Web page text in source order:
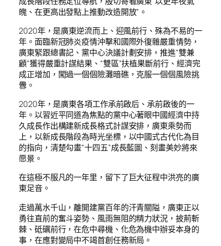
魄、在更高出發點上推動改造開放”。
2020年，是廣東逆流而上、迎風前行、殊為不易的一
年。面臨新冠肺炎疫情沖擊和國際外復雜嚴重情勢，
廣東緊跟總書記、黨中心決議計劃安排，推進“雙兼
顧”獲得嚴重計謀結果、“雙區”扶植果斷前行、經濟完
成正增加，闖過一個個險灘暗礁，克服一個個風險挑
釁。
2020年，是廣東各項工作承前啟后、承前啟後的一
年。以習近平同道為焦點的黨中心著眼中國經濟中持
久成長作出構建新成長格式計謀安排，廣東乘勢而
上，以新成長階段為時光坐標，以中國式古代化為目
的指向，清楚勾畫“十四五”成長藍圖、刻畫美妙將來
愿景。
在這極不服凡的一年里，留下了巨大征程中洪亮的廣
東足音。
走過萬水千山，離開建黨百年的汗青關隘，廣東正以
勇往直前的奮斗姿勢、風雨無阻的精力狀況，披荊斬
棘、砥礪前行，在危中尋機、化危為機中辦妥本身的
事，在應對變局中不竭首創任務新局。